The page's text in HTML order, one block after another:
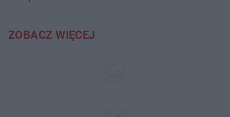
ZOBACZ WIĘCEJ